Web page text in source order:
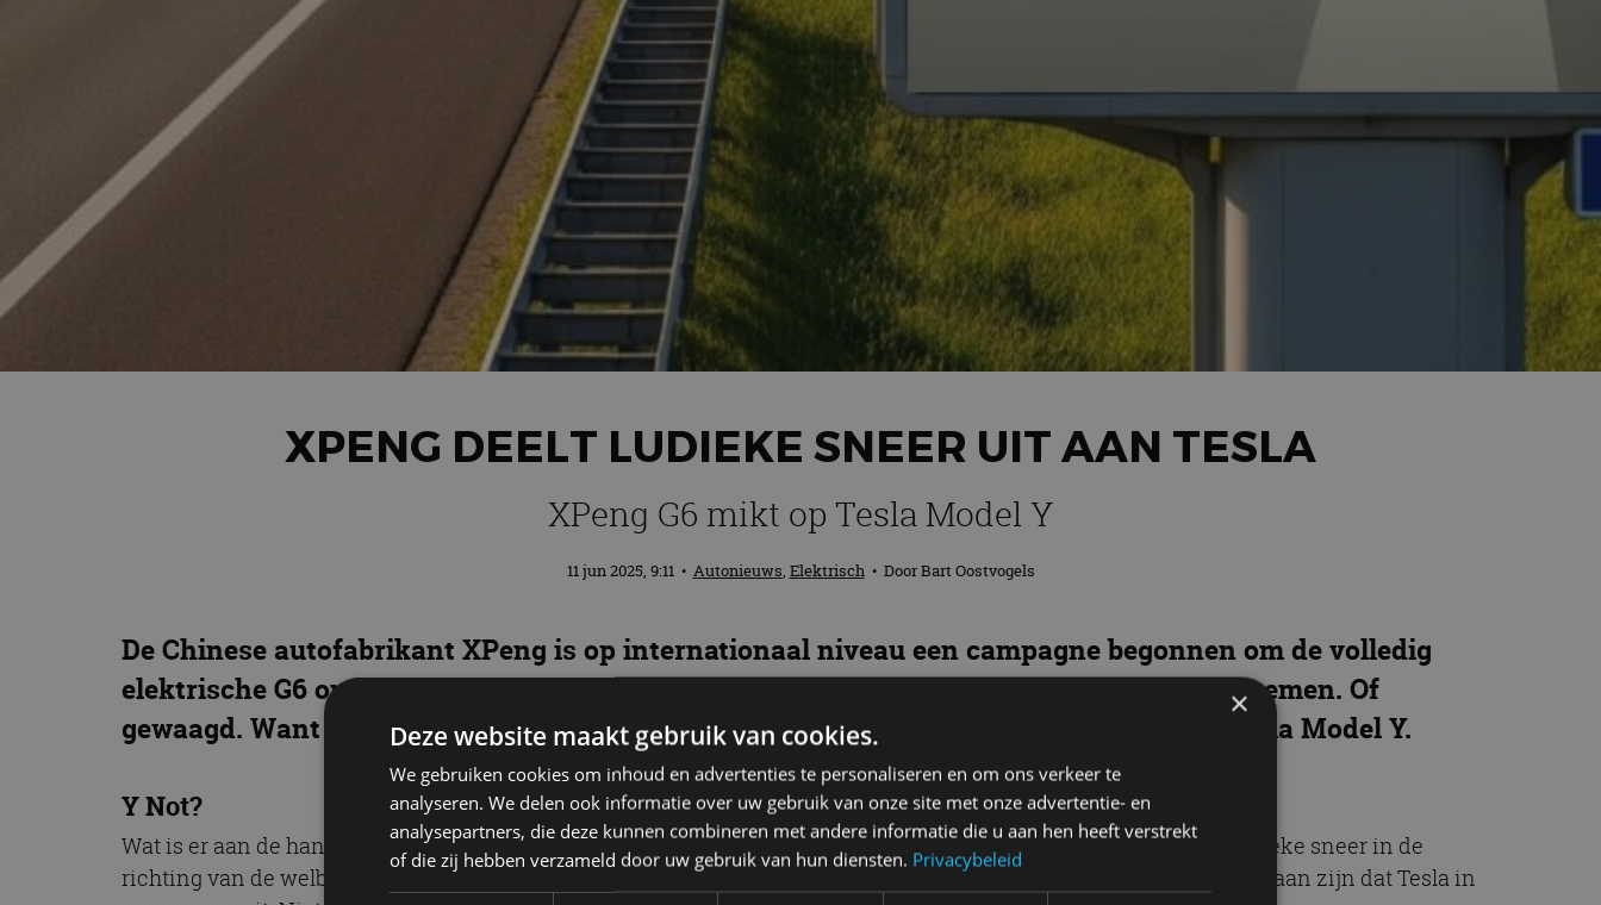
XPENG DEELT LUDIEKE SNEER UIT AAN TESLA
XPeng G6 mikt op Tesla Model Y
11 jun 2025, 9:11 • Autonieuws, Elektrisch• DoorBart Oostvogels
De Chinese autofabrikant XPeng is op internationaal niveau een campagne begonnen om de volledig
elektrische G6 onder de aandacht te brengen. Die campagne mag je gerust opvallend noemen. Of
gewaagd. Want stiekem deelt XPeng hier gewoon een leuk bedoelde sneer uit aan de Tesla Model Y.
Y Not?
Wat is er aan de hand? XPeng brengt de XPeng G6 onder de aandacht met de leus ‘Y Not?’. Dat is natuurlijk een ludieke sneer in de
richting van de welbekende Tesla Model Y. De G6 is een directe concurrent van de Model Y. Het zal je vast niet ontgaan zijn dat Tesla in
×
Deze website maakt gebruik van cookies.
We gebruiken cookies om inhoud en advertenties te personaliseren en om ons verkeer te
analyseren. We delen ook informatie over uw gebruik van onze site met onze advertentie- en
analysepartners, die deze kunnen combineren met andere informatie die u aan hen heeft verstrekt
of die zij hebben verzameld door uw gebruik van hun diensten. Privacybeleid